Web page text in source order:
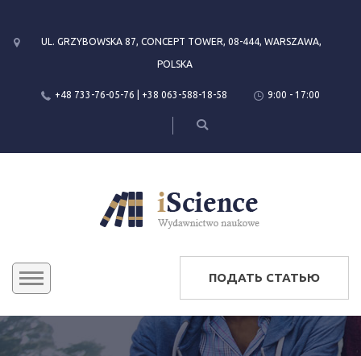
UL. GRZYBOWSKA 87, CONCEPT TOWER, 08-444, WARSZAWA,
POLSKA
+48 733-76-05-76 | +38 063-588-18-58 9:00 - 17:00
КОНФЕРЕНЦИИ
ПОДАТЬ СТАТЬЮ